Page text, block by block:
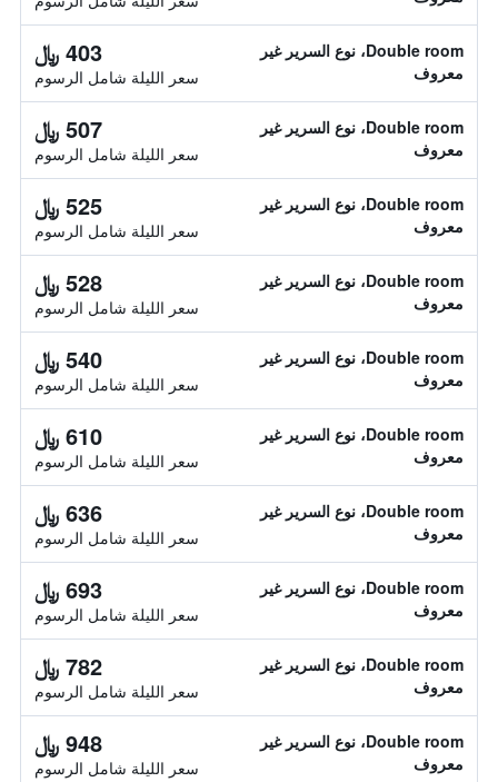
Double room، نوع السرير غير
معروف
403 ﷼
سعر الليلة شامل الرسوم
Double room، نوع السرير غير
معروف
507 ﷼
سعر الليلة شامل الرسوم
Double room، نوع السرير غير
معروف
525 ﷼
سعر الليلة شامل الرسوم
Double room، نوع السرير غير
معروف
528 ﷼
سعر الليلة شامل الرسوم
Double room، نوع السرير غير
معروف
540 ﷼
سعر الليلة شامل الرسوم
Double room، نوع السرير غير
معروف
610 ﷼
سعر الليلة شامل الرسوم
Double room، نوع السرير غير
معروف
636 ﷼
سعر الليلة شامل الرسوم
Double room، نوع السرير غير
معروف
693 ﷼
سعر الليلة شامل الرسوم
Double room، نوع السرير غير
معروف
782 ﷼
سعر الليلة شامل الرسوم
Double room، نوع السرير غير
معروف
948 ﷼
سعر الليلة شامل الرسوم